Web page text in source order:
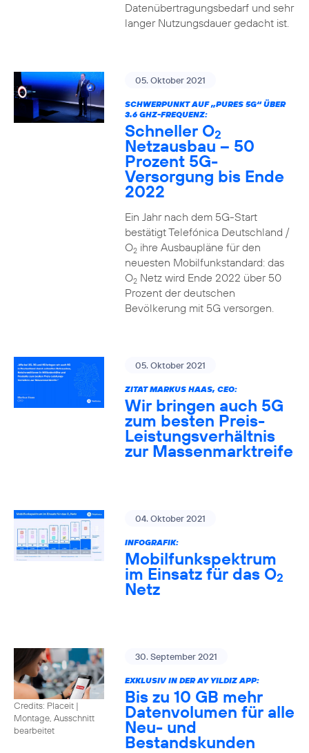
Datenübertragungsbedarf und sehr
langer Nutzungsdauer gedacht ist.
05. Oktober 2021
SCHWERPUNKT AUF „PURES 5G“ ÜBER
3.6 GHZ-FREQUENZ:
Schneller O2
Netzausbau – 50
Prozent 5G-
Versorgung bis Ende
2022
Ein Jahr nach dem 5G-Start
bestätigt Telefónica Deutschland /
O2ihre Ausbaupläne für den
neuesten Mobilfunkstandard: das
O2Netz wird Ende 2022 über 50
Prozent der deutschen
Bevölkerung mit 5G versorgen.
05. Oktober 2021
ZITAT MARKUS HAAS, CEO:
Wir bringen auch 5G
zum besten Preis-
Leistungsverhältnis
zur Massenmarktreife
04. Oktober 2021
INFOGRAFIK:
Mobilfunkspektrum
im Einsatz für das O2
Netz
Credits: Placeit |
Montage, Ausschnitt
bearbeitet
30. September 2021
EXKLUSIV IN DER AY YILDIZ APP:
Bis zu 10 GB mehr
Datenvolumen für alle
Neu- und
Bestandskunden